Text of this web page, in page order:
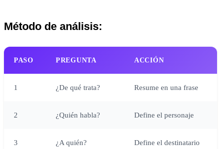
Método de análisis:
PASO PREGUNTA ACCIÓN
1 ¿De qué trata? Resume en una frase
2 ¿Quién habla? Define el personaje
3 ¿A quién? Define el destinatario